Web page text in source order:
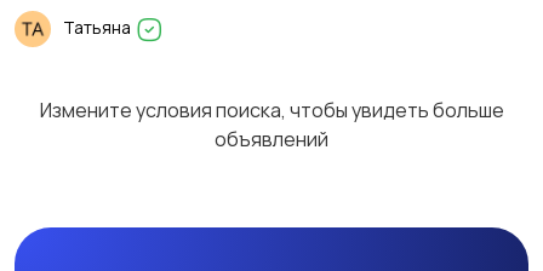
Татьяна
Измените условия поиска, чтобы увидеть больше
объявлений